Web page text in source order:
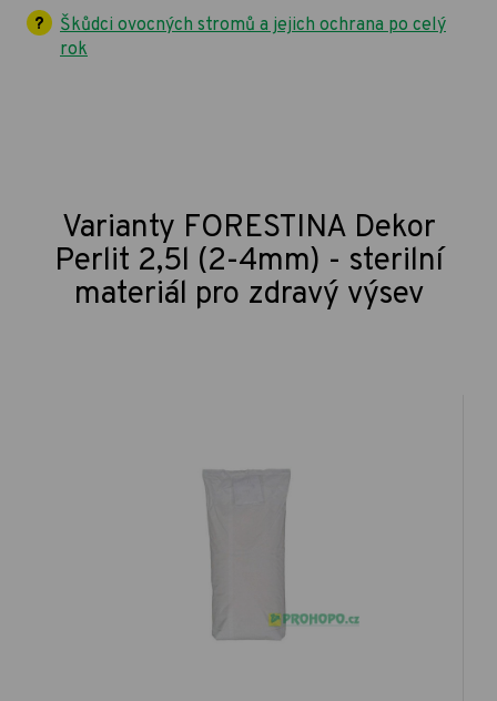
Škůdci ovocných stromů a jejich ochrana po celý
rok
Varianty FORESTINA Dekor
Perlit 2,5l (2-4mm) - sterilní
materiál pro zdravý výsev